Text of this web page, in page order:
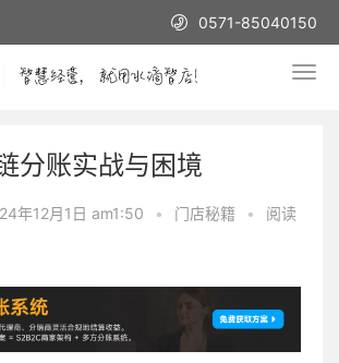
0571-85040150
分账实战与困境
年12月1日 am1:50 • 门店秘籍 •
阅读